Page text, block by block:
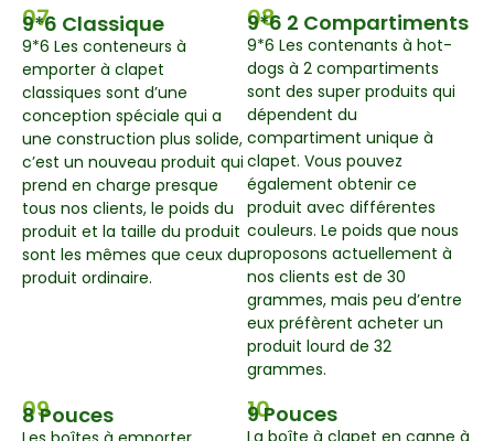
07
9*6 Classique
9*6 Les conteneurs à
emporter à clapet
classiques sont d’une
conception spéciale qui a
une construction plus solide,
c’est un nouveau produit qui
prend en charge presque
tous nos clients, le poids du
produit et la taille du produit
sont les mêmes que ceux du
produit ordinaire.
08
9*6 2 Compartiments
9*6 Les contenants à hot-
dogs à 2 compartiments
sont des super produits qui
dépendent du
compartiment unique à
clapet. Vous pouvez
également obtenir ce
produit avec différentes
couleurs. Le poids que nous
proposons actuellement à
nos clients est de 30
grammes, mais peu d’entre
eux préfèrent acheter un
produit lourd de 32
grammes.
09
8 Pouces 10
9 Pouces